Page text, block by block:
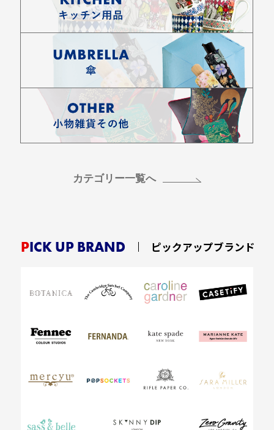
カテゴリー一覧へ
PICK UP BRAND ピックアップブランド